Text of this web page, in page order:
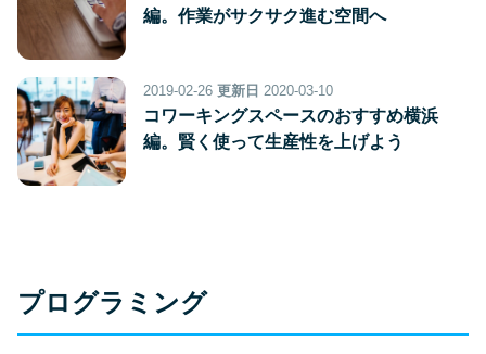
編。作業がサクサク進む空間へ
2019-02-26 更新日 2020-03-10
コワーキングスペースのおすすめ横浜
編。賢く使って生産性を上げよう
プログラミング